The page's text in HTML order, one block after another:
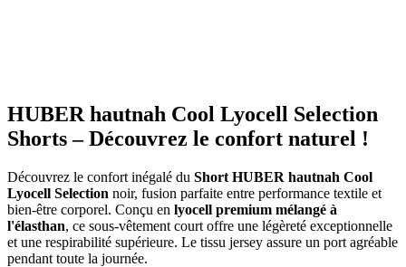
HUBER hautnah Cool Lyocell Selection
Shorts – Découvrez le confort naturel !
Découvrez le confort inégalé du Short HUBER hautnah Cool
Lyocell Selection noir, fusion parfaite entre performance textile et
bien-être corporel. Conçu en lyocell premium mélangé à
l'élasthan, ce sous-vêtement court offre une légèreté exceptionnelle
et une respirabilité supérieure. Le tissu jersey assure un port agréable
pendant toute la journée.